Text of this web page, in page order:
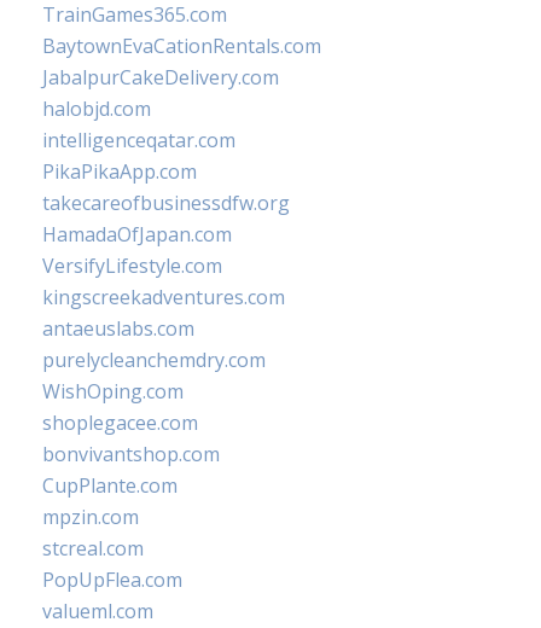
TrainGames365.com
BaytownEvaCationRentals.com
JabalpurCakeDelivery.com
halobjd.com
intelligenceqatar.com
PikaPikaApp.com
takecareofbusinessdfw.org
HamadaOfJapan.com
VersifyLifestyle.com
kingscreekadventures.com
antaeuslabs.com
purelycleanchemdry.com
WishOping.com
shoplegacee.com
bonvivantshop.com
CupPlante.com
mpzin.com
stcreal.com
PopUpFlea.com
valueml.com